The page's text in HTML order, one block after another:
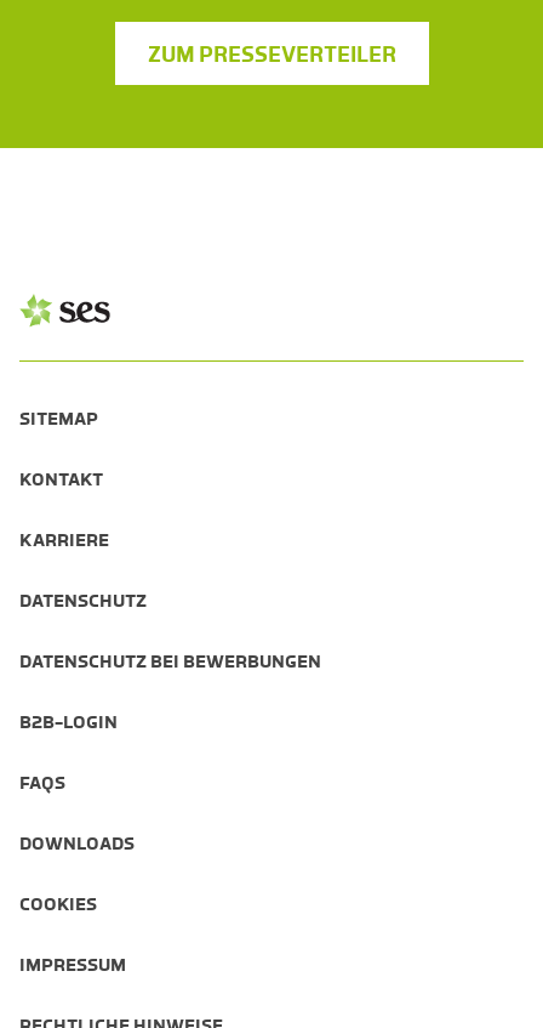
ZUM PRESSEVERTEILER
SITEMAP
KONTAKT
KARRIERE
DATENSCHUTZ
DATENSCHUTZ BEI BEWERBUNGEN
B2B-LOGIN
FAQS
DOWNLOADS
COOKIES
IMPRESSUM